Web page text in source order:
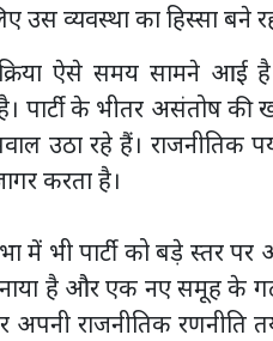
उस व्यवस्था का हिस्सा बने
ऐसे समय सामने आई
है। पार्टी के भीतर असंतोष
उठा रहे हैं। राजनीतिक
करता है।
में भी पार्टी को बड़े स्तर
है और एक नए समूह के
राजनीतिक रणनीति